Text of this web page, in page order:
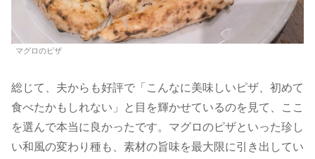
マグロのピザ
総じて、夫からも好評で「こんなに美味しいピザ、初めて
食べたかもしれない」と目を輝かせているのを見て、ここ
を選んで本当に良かったです。マグロのピザといった珍し
い和風の変わり種も、素材の旨味を最大限に引き出してい